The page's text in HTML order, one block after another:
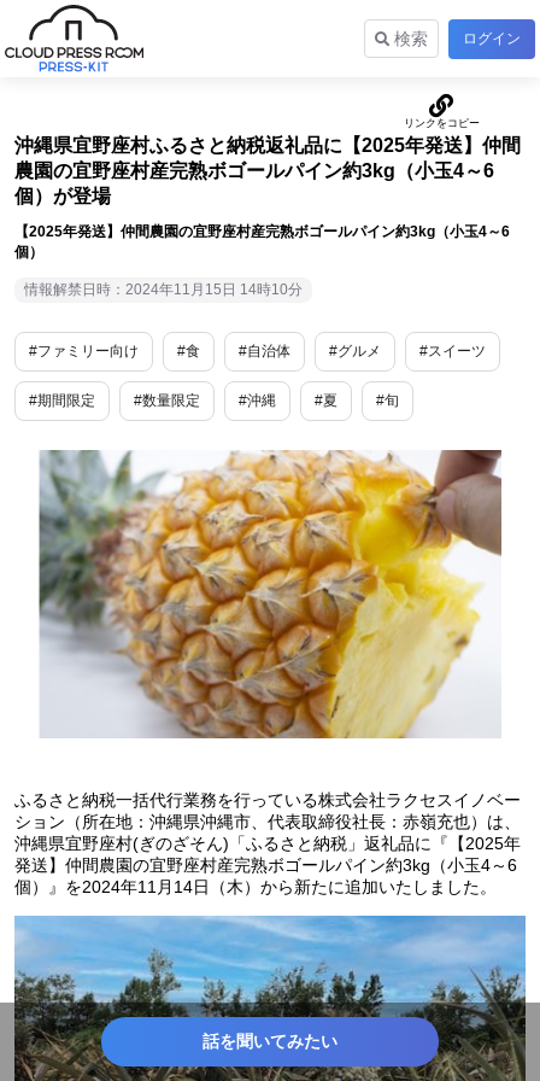
検索 ログイン
沖縄県宜野座村ふるさと納税返礼品に【2025年発送】仲間
農園の宜野座村産完熟ボゴールパイン約3kg（小玉4～6
個）が登場
【2025年発送】仲間農園の宜野座村産完熟ボゴールパイン約3kg（小玉4～6
個）
情報解禁日時：2024年11月15日 14時10分
#ファミリー向け #食 #自治体 #グルメ #スイーツ
#期間限定 #数量限定 #沖縄 #夏 #旬
ふるさと納税一括代行業務を行っている株式会社ラクセスイノベー
ション（所在地：沖縄県沖縄市、代表取締役社長：赤嶺充也）は、
沖縄県宜野座村(ぎのざそん)「ふるさと納税」返礼品に『【2025年
発送】仲間農園の宜野座村産完熟ボゴールパイン約3kg（小玉4～6
個）』を2024年11月14日（木）から新たに追加いたしました。
話を聞いてみたい